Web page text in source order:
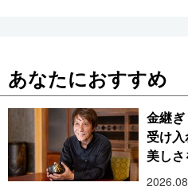
あなたにおすすめ
金継
受け
美し
樹